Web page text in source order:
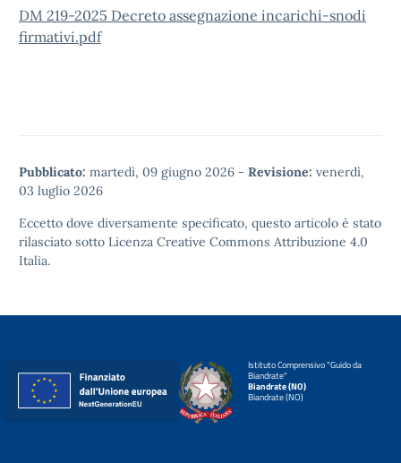
DM 219-2025 Decreto assegnazione incarichi-snodi
firmativi.pdf
Pubblicato: martedì, 09 giugno 2026 - Revisione: venerdì,
03 luglio 2026
Eccetto dove diversamente specificato, questo articolo è stato
rilasciato sotto Licenza Creative Commons Attribuzione 4.0
Italia.
Istituto Comprensivo "Guido da
Biandrate"
Biandrate (NO)
Biandrate (NO)